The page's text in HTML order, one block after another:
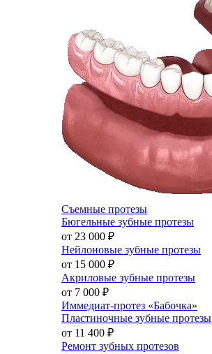
Съемные протезы
Бюгельные зубные протезы
от 23 000 ₽
Нейлоновые зубные протезы
от 15 000 ₽
Акриловые зубные протезы
от 7 000 ₽
Иммедиат-протез «Бабочка»
Пластиночные зубные протезы
от 11 400 ₽
Ремонт зубных протезов